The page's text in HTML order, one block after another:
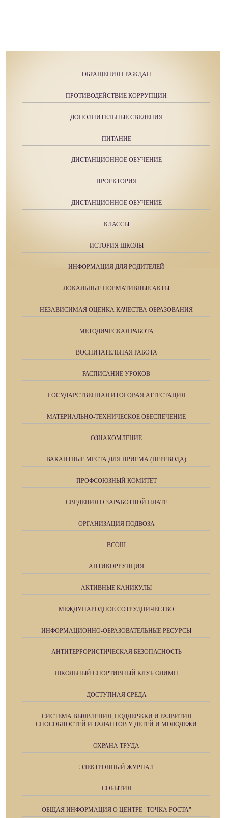
ОБРАЩЕНИЯ ГРАЖДАН
ПРОТИВОДЕЙСТВИЕ КОРРУПЦИИ
ДОПОЛНИТЕЛЬНЫЕ СВЕДЕНИЯ
ПИТАНИЕ
ДИСТАНЦИОННОЕ ОБУЧЕНИЕ
ПРОЕКТОРИЯ
ДИСТАНЦИОННОЕ ОБУЧЕНИЕ
КЛАССЫ
ИСТОРИЯ ШКОЛЫ
ИНФОРМАЦИЯ ДЛЯ РОДИТЕЛЕЙ
ЛОКАЛЬНЫЕ НОРМАТИВНЫЕ АКТЫ
НЕЗАВИСИМАЯ ОЦЕНКА КАЧЕСТВА ОБРАЗОВАНИЯ
МЕТОДИЧЕСКАЯ РАБОТА
ВОСПИТАТЕЛЬНАЯ РАБОТА
РАСПИСАНИЕ УРОКОВ
ГОСУДАРСТВЕННАЯ ИТОГОВАЯ АТТЕСТАЦИЯ
МАТЕРИАЛЬНО-ТЕХНИЧЕСКОЕ ОБЕСПЕЧЕНИЕ
ОЗНАКОМЛЕНИЕ
ВАКАНТНЫЕ МЕСТА ДЛЯ ПРИЕМА (ПЕРЕВОДА)
ПРОФСОЮЗНЫЙ КОМИТЕТ
СВЕДЕНИЯ О ЗАРАБОТНОЙ ПЛАТЕ
ОРГАНИЗАЦИЯ ПОДВОЗА
ВСОШ
АНТИКОРРУПЦИЯ
АКТИВНЫЕ КАНИКУЛЫ
МЕЖДУНАРОДНОЕ СОТРУДНИЧЕСТВО
ИНФОРМАЦИОННО-ОБРАЗОВАТЕЛЬНЫЕ РЕСУРСЫ
АНТИТЕРРОРИСТИЧЕСКАЯ БЕЗОПАСНОСТЬ
ШКОЛЬНЫЙ СПОРТИВНЫЙ КЛУБ ОЛИМП
ДОСТУПНАЯ СРЕДА
СИСТЕМА ВЫЯВЛЕНИЯ, ПОДДЕРЖКИ И РАЗВИТИЯ
СПОСОБНОСТЕЙ И ТАЛАНТОВ У ДЕТЕЙ И МОЛОДЕЖИ
ОХРАНА ТРУДА
ЭЛЕКТРОННЫЙ ЖУРНАЛ
СОБЫТИЯ
ОБЩАЯ ИНФОРМАЦИЯ О ЦЕНТРЕ "ТОЧКА РОСТА"